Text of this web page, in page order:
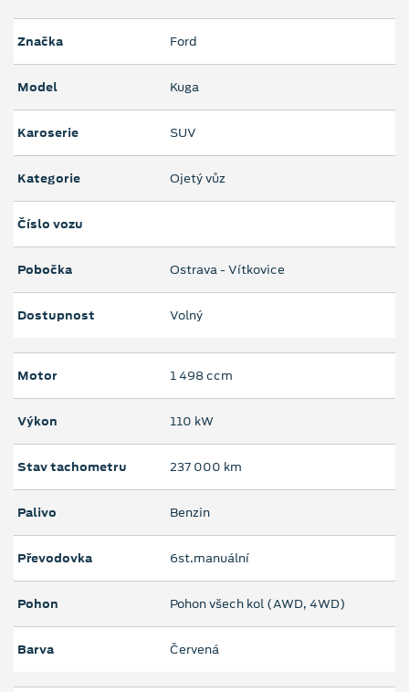
Značka Ford
Model Kuga
Karoserie SUV
Kategorie Ojetý vůz
Číslo vozu
Pobočka Ostrava - Vítkovice
Dostupnost Volný
Motor 1 498 ccm
Výkon 110 kW
Stav tachometru 237 000 km
Palivo Benzin
Převodovka 6st.manuální
Pohon Pohon všech kol (AWD, 4WD)
Barva Červená